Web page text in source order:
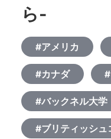
ら-
#アメリカ
#カナダ
#バックネル大学
#ブリティッシュ